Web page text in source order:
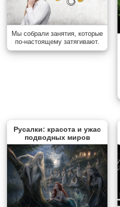
Мы собрали занятия, которые
по-настоящему затягивают.
Русалки: красота и ужас
подводных миров